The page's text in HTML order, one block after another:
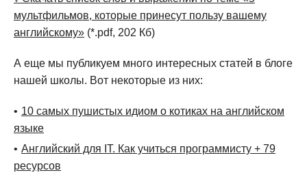
мультфильмов, которые принесут пользу вашему
английскому» (*.pdf, 202 Кб)
А еще мы публикуем много интересных статей в блоге
нашей школы. Вот некоторые из них:
10 самых пушистых идиом о котиках на английском
языке
Английский для IT. Как учиться программисту + 79
ресурсов